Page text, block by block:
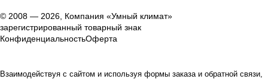
© 2008 — 2026, Компания «Умный климат»
зарегистрированный товарный знак
КонфиденциальностьОферта
Взаимодействуя с сайтом и используя формы заказа и обратной связи,